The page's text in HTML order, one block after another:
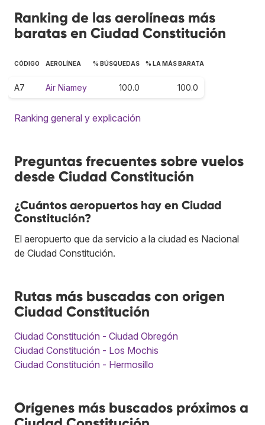
Ranking de las aerolíneas más
baratas en Ciudad Constitución
CÓDIGO AEROLÍNEA % BÚSQUEDAS % LA MÁS BARATA
A7 Air Niamey 100.0 100.0
Ranking general y explicación
Preguntas frecuentes sobre vuelos
desde Ciudad Constitución
¿Cuántos aeropuertos hay en Ciudad
Constitución?
El aeropuerto que da servicio a la ciudad es Nacional
de Ciudad Constitución.
Rutas más buscadas con origen
Ciudad Constitución
Ciudad Constitución - Ciudad Obregón
Ciudad Constitución - Los Mochis
Ciudad Constitución - Hermosillo
Orígenes más buscados próximos a